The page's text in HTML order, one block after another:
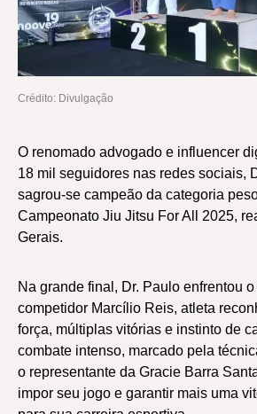
Crédito: Divulgação
O renomado advogado e influencer
18 mil seguidores nas redes sociais,
sagrou-se campeão da categoria
Campeonato Jiu Jitsu For All 2025,
Gerais.
Na grande final, Dr. Paulo enfrentou
competidor Marcílio Reis, atleta
força, múltiplas vitórias e instinto de
combate intenso, marcado pela
o representante da Gracie Barra
impor seu jogo e garantir mais uma